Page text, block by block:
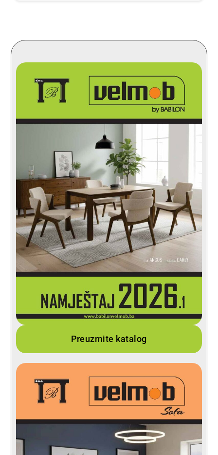
Preuzmite katalog